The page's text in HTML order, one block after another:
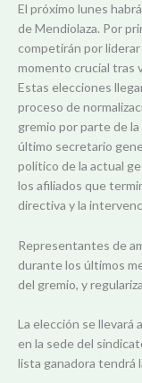
El próximo lunes
de Mendiolaza. Por
competirán por
momento crucial tras
Estas elecciones
proceso de
gremio por parte de
último secretario
político de la actual
los afiliados que
directiva y la
Representantes de
durante los últimos
del gremio, y
La elección se llevará
en la sede del
lista ganadora tendrá